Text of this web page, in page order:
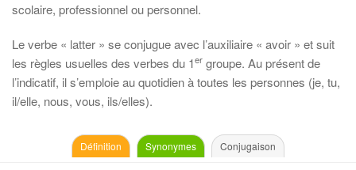
scolaire, professionnel ou personnel.
Le verbe « latter » se conjugue avec l’auxiliaire « avoir » et suit
les règles usuelles des verbes du 1er groupe. Au présent de
l’indicatif, il s’emploie au quotidien à toutes les personnes (je, tu,
il/elle, nous, vous, ils/elles).
Définition Synonymes Conjugaison